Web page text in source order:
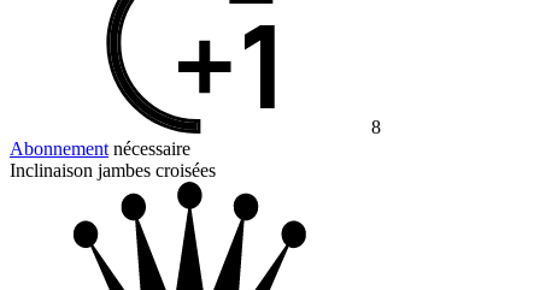
8
Abonnement nécessaire
Inclinaison jambes croisées